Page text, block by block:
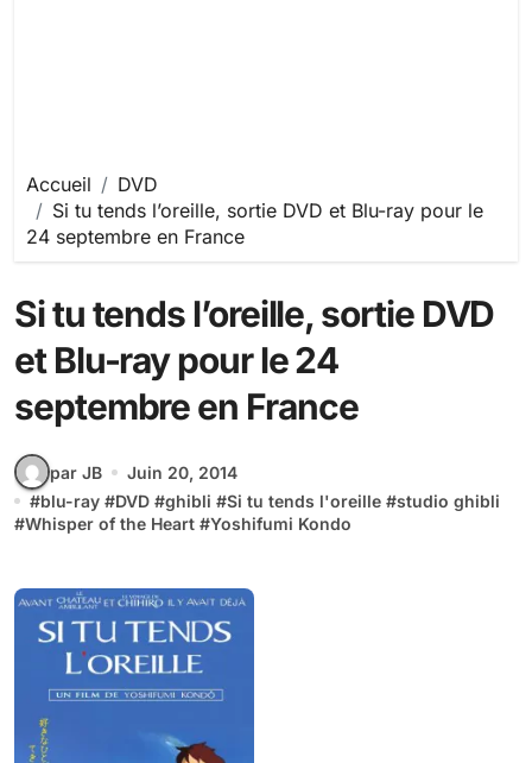
Accueil
DVD
Si tu tends l’oreille, sortie DVD et Blu-ray pour le
24 septembre en France
Si tu tends l’oreille, sortie DVD
et Blu-ray pour le 24
septembre en France
par JB
Juin 20, 2014
#blu-ray #DVD #ghibli #Si tu tends l'oreille #studio ghibli
#Whisper of the Heart #Yoshifumi Kondo